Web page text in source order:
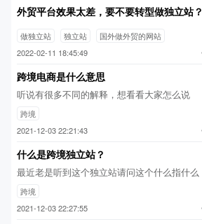
外贸平台效果太差，要不要转型做独立站？
做独立站 独立站
国外做外贸的网站
2022-02-11 18:45:49
跨境电商是什么意思
听说有很多不同的解释，想看看大家怎么说
跨境
2021-12-03 22:21:43
什么是跨境独立站？
最近老是听到这个独立站请问这个什么指什么
跨境
2021-12-03 22:27:55